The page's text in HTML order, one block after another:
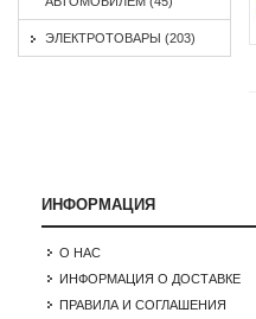
ЭЛЕКТРОТОВАРЫ (203)
ИНФОРМАЦИЯ
О НАС
ИНФОРМАЦИЯ О ДОСТАВКЕ
ПРАВИЛА И СОГЛАШЕНИЯ